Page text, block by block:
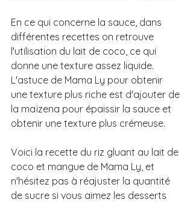
En ce qui concerne la sauce, dans
différentes recettes on retrouve
l'utilisation du lait de coco, ce qui
donne une texture assez liquide.
L'astuce de Mama Ly pour obtenir
une texture plus riche est d'ajouter de
la maïzena pour épaissir la sauce et
obtenir une texture plus crémeuse.
Voici la recette du riz gluant au lait de
coco et mangue de Mama Ly, et
n'hésitez pas à réajuster la quantité
de sucre si vous aimez les desserts